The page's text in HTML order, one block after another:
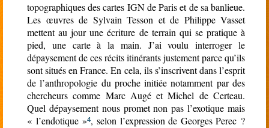
topographiques des cartes IGN de Paris et de sa banlieue.
Les œuvres de Sylvain Tesson et de Philippe Vasset
mettent au jour une écriture de terrain qui se pratique à
pied, une carte à la main. J’ai voulu interroger le
dépaysement de ces récits itinérants justement parce qu’ils
sont situés en France. En cela, ils s’inscrivent dans l’esprit
de l’anthropologie du proche initiée notamment par des
chercheurs comme Marc Augé et Michel de Certeau.
Quel dépaysement nous promet non pas l’exotique mais
« l’endotique »4, selon l’expression de Georges Perec ?